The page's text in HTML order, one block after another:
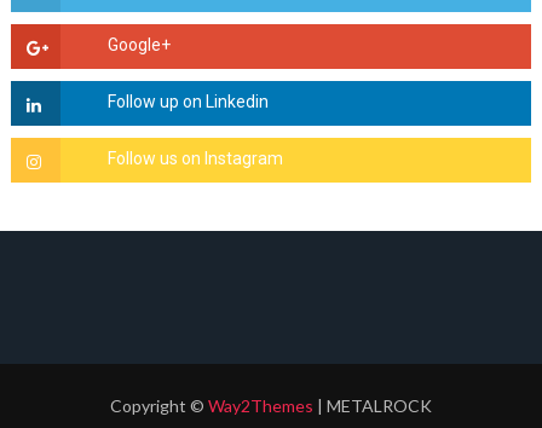
Copyright © Way2Themes | METALROCK